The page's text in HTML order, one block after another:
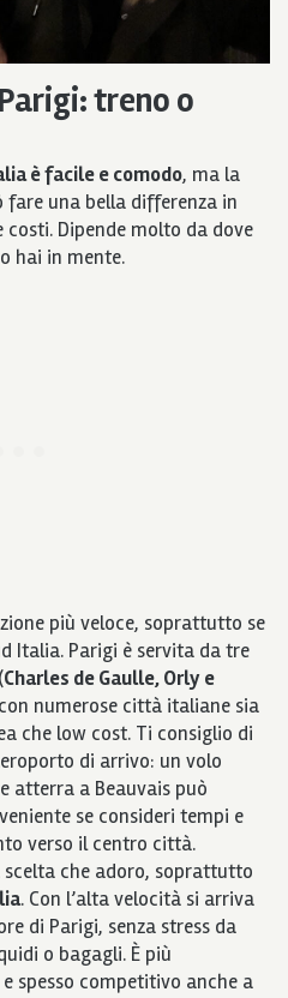
treno o
è facile e comodo, ma la
fare una bella differenza in
Dipende molto da dove
hai in mente.
più veloce, soprattutto se
Italia. Parigi è servita da tre
Charles de Gaulle, Orly e
numerose città italiane sia
che low cost. Ti consiglio di
di arrivo: un volo
atterra a Beauvais può
se consideri tempi e
verso il centro città.
scelta che adoro, soprattutto
. Con l’alta velocità si arriva
di Parigi, senza stress da
o bagagli. È più
spesso competitivo anche a